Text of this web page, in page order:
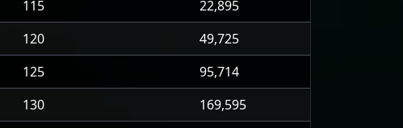
115
22,895
120
49,725
125
95,714
130
169,595